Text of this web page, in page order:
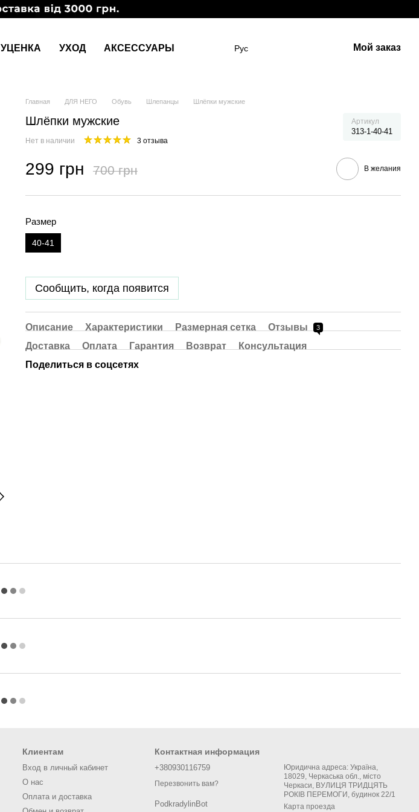
УЦЕНКА УХОД АКСЕССУАРЫ Рус Мой заказ
Главная ДЛЯ НЕГО Обувь Шлепанцы Шлёпки мужские
Шлёпки мужские Артикул
313-1-40-41
Нет в наличии 3 отзыва
299 грн 700 грн В желания
Размер
40-41
Сообщить, когда появится
Описание Характеристики Размерная сетка Отзывы 3
Доставка Оплата Гарантия Возврат
Консультация
Поделиться в соцсетях
Клиентам
Вход в личный кабинет
О нас
Оплата и доставка
Контактная информация
+380930116759
Перезвонить вам?
PodkradylinBot
Юридична адреса: Україна,
18029, Черкаська обл., місто
Черкаси, ВУЛИЦЯ ТРИДЦЯТЬ
РОКІВ ПЕРЕМОГИ, будинок 22/1
Карта проезда